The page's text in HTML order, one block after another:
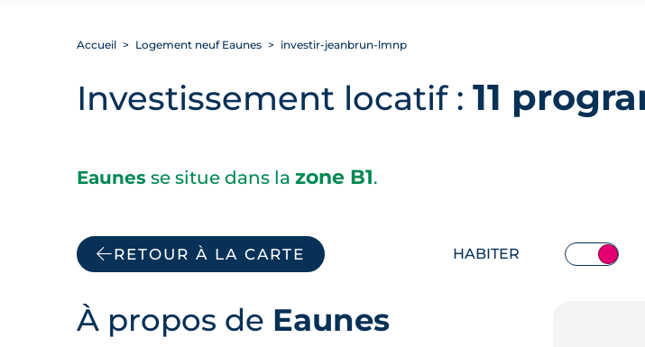
Accueil Logement neuf Eaunes investir-jeanbrun-lmnp
Investissement locatif : 11
Eaunesse situe dans la zone B1.
RETOUR À LA CARTE HABITER
À propos de Eaunes